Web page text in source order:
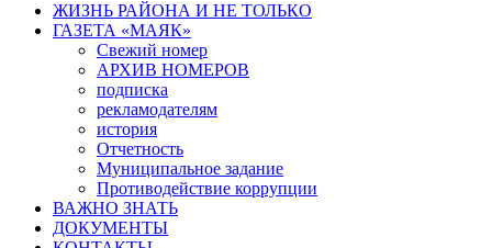
ЖИЗНЬ РАЙОНА И НЕ ТОЛЬКО
ГАЗЕТА «МАЯК»
Свежий номер
АРХИВ НОМЕРОВ
подписка
рекламодателям
история
Отчетность
Муниципальное задание
Противодействие коррупции
ВАЖНО ЗНАТЬ
ДОКУМЕНТЫ